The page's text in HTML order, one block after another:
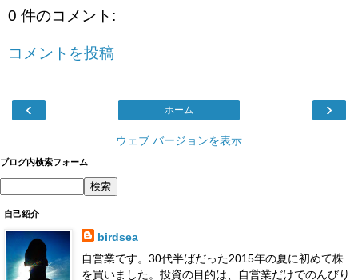
0 件のコメント:
コメントを投稿
‹ ›
ホーム
ウェブ バージョンを表示
ブログ内検索フォーム
自己紹介
birdsea
自営業です。30代半ばだった2015年の夏に初めて株
を買いました。投資の目的は、自営業だけでのんびり